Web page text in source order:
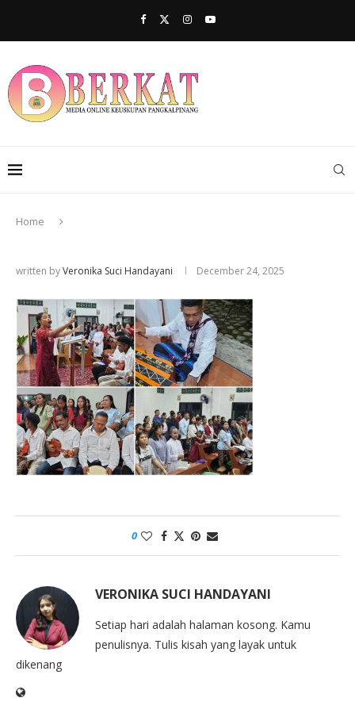
Home
written byVeronika Suci Handayani December 24, 2025
0
VERONIKA SUCI HANDAYANI
Setiap hari adalah halaman kosong. Kamu
penulisnya. Tulis kisah yang layak untuk
dikenang